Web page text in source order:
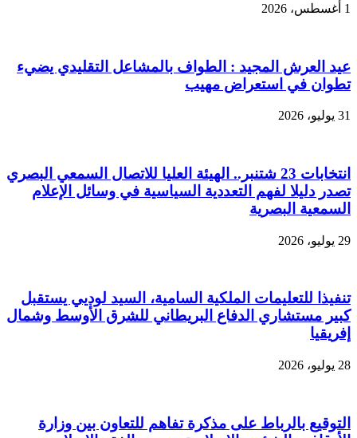
1 أغسطس، 2026
عيد العرش المجيد : الطواف بالمشاعل التقليدي يضيء
تطوان في استعراض مهيب
31 يوليو، 2026
انتخابات 23 شتنبر.. الهيئة العليا للاتصال السمعي البصري
تصدر دليلا لفهم التعددية السياسية في وسائل الإعلام
السمعية البصرية
29 يوليو، 2026
تنفيذا للتعليمات الملكية السامية، السيد لوديي يستقبل
كبير مستشاري الدفاع البريطاني للشرق الأوسط وشمال
إفريقيا
28 يوليو، 2026
التوقيع بالرباط على مذكرة تفاهم للتعاون بين وزارة